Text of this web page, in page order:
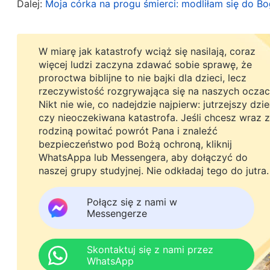
przywódców i współpracowników. To, co
elokwentnie przemawiając bez końca, a gdy
uczucie znajdowania się na szczycie całego
wszystkim innym. Czułem to szczególnie, gdy
mówi słowa Boże, bo Bóg daje mu Ducha bez
bezwstydnie wierzyłem, że zostałem wysłany
wola wyraża się przeze mnie. Wierzyłem w to,
zrozumieć „tajemnice”, których inni nie
inni nie mogli dostrzec. Troszczyłem się jedynie
pozycja, a całkowicie zapomniałem, że jestem
W miarę jak kościół dalej rósł, rosła też moja
Raz zostałem złapany przez policję, gdy
Dalej: Moja córka na progu śmierci: modliłam się do
W miarę jak katastrofy wciąż się nasilają, coraz
więcej ludzi zaczyna zdawać sobie sprawę, że
proroctwa biblijne to nie bajki dla dzieci, lecz
rzeczywistość rozgrywająca się na naszych
Nikt nie wie, co nadejdzie najpierw: jutrzejszy
czy nieoczekiwana katastrofa. Jeśli chcesz wraz z
rodziną powitać powrót Pana i znaleźć
bezpieczeństwo pod Bożą ochroną, kliknij
WhatsAppa lub Messengera, aby dołączyć do
naszej grupy studyjnej. Nie odkładaj tego do jutra.
Połącz się z nami w
Messengerze
Skontaktuj się z nami przez
WhatsApp